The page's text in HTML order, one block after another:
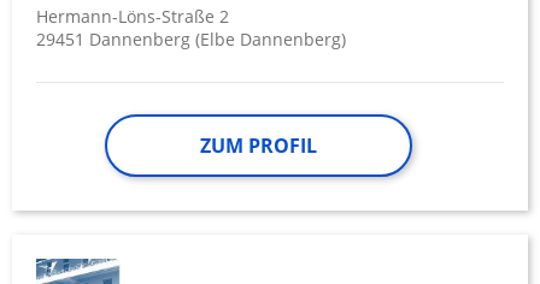
Hermann-Löns-Straße 2
29451 Dannenberg (Elbe Dannenberg)
ZUM PROFIL